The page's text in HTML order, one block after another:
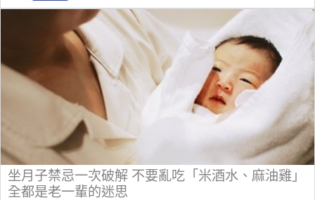
坐月子禁忌一次破解 不要亂吃「米酒水、麻油雞」
全都是老一輩的迷思